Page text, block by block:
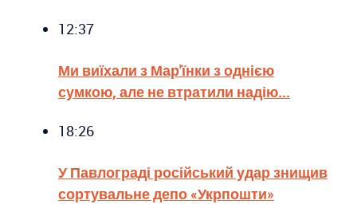
12:37
Ми виїхали з Мар'їнки з однією
сумкою, але не втратили надію...
18:26
У Павлограді російський удар знищив
сортувальне депо «Укрпошти»